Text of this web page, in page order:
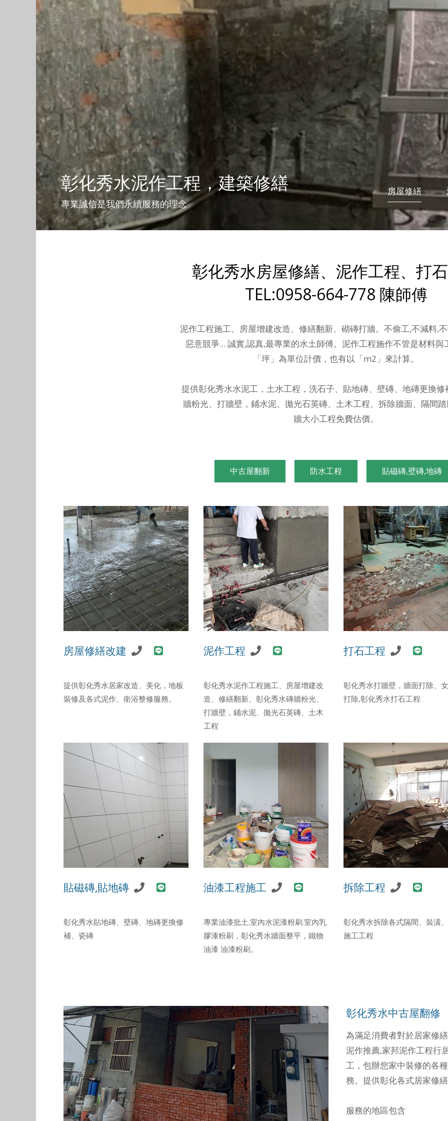
彰化秀水泥作工程，建築修繕
專業誠信是我們永續服務的理念
房屋修繕
彰化秀水房屋修繕、泥作工程、打
TEL:0958-664-778 陳師傅
泥作工程施工、房屋增建改造、修繕翻新、砌磚打牆。不偷工,不減料,
惡意競爭... 誠實,認真,最專業的水土師傅。泥作工程施作不管是材料與
「坪」為單位計價，也有以「m2」來計算。
提供彰化秀水水泥工，土水工程 ，洗石子、貼地磚、壁磚、地磚更換
牆粉光、打牆壁，鋪水泥、拋光石英磚、土木工程、拆除牆面、隔間
牆大小工程免費估價。
中古屋翻新 防水工程 貼磁磚,壁磚,地磚
房屋修繕改建
提供彰化秀水居家改造、美化，地板
裝修及各式泥作、衛浴整修服務。
泥作工程
彰化秀水泥作工程施工、房屋增建改
造、修繕翻新、彰化秀水磚牆粉光、
打牆壁，鋪水泥、拋光石英磚、土木
工程
打石工程
彰化秀水打牆壁，牆面打除、
打除,彰化秀水打石工程
貼磁磚,貼地磚
彰化秀水貼地磚、壁磚、地磚更換修
補、瓷磚
油漆工程施工
專業油漆批土.室內水泥漆粉刷.室內乳
膠漆粉刷，彰化秀水牆面整平，鐵物
油漆 油漆粉刷。
拆除工程
彰化秀水拆除各式隔間、裝潢
施工工程
彰化秀水中古屋翻修
為滿足消費者對於居家修
泥作推薦,家邦泥作工程行
工，包辦您家中裝修的各
務。提供彰化各式居家修
服務的地區包含